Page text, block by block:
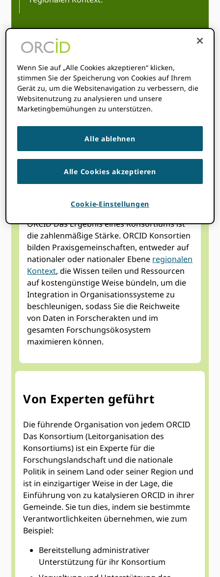
Teilen Sie Wissen
und bündeln Sie
Ressourcen auf
kosteneffiziente
Weise
Die Vorteile der Zugehörigkeit zu einem
ORCID Das Ergebnis eines Konsortiums ist
die zahlenmäßige Stärke. ORCID Konsortien
bilden Praxisgemeinschaften, entweder auf
nationaler oder nationaler Ebene regionalen
Kontext, die Wissen teilen und Ressourcen
auf kostengünstige Weise bündeln, um die
Integration in Organisationssysteme zu
beschleunigen, sodass Sie die Reichweite
von Daten in Forscherakten und im
gesamten Forschungsökosystem
maximieren können.
Von Experten geführt
Die führende Organisation von jedem ORCID
Das Konsortium (Leitorganisation des
Konsortiums) ist ein Experte für die
Forschungslandschaft und die nationale
Politik in seinem Land oder seiner Region und
ist in einzigartiger Weise in der Lage, die
Einführung von zu katalysieren ORCID in ihrer
Gemeinde. Sie tun dies, indem sie bestimmte
Verantwortlichkeiten übernehmen, wie zum
Beispiel:
Bereitstellung administrativer
Unterstützung für ihr Konsortium
Wenn Sie auf „Alle Cookies akzeptieren“ klicken,
stimmen Sie der Speicherung von Cookies auf Ihrem
Gerät zu, um die Websitenavigation zu verbessern, die
Websitenutzung zu analysieren und unsere
Marketingbemühungen zu unterstützen.
Alle ablehnen
Alle Cookies akzeptieren
Cookie-Einstellungen